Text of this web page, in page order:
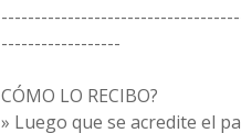
------------------
CÓMO LO RECIBO?
» Luego que se acredite el